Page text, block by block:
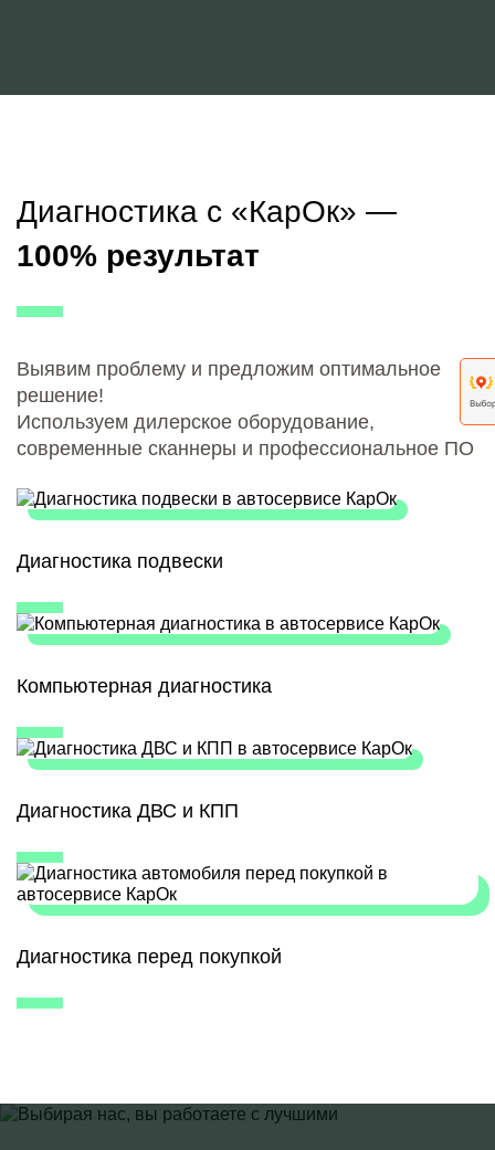
Диагностика с «КарОк» —
100% результат
Выявим проблему и предложим оптимальное
решение!
Используем дилерское оборудование,
современные сканнеры и профессиональное ПО
Диагностика подвески
Компьютерная диагностика
Диагностика ДВС и КПП
Диагностика перед покупкой